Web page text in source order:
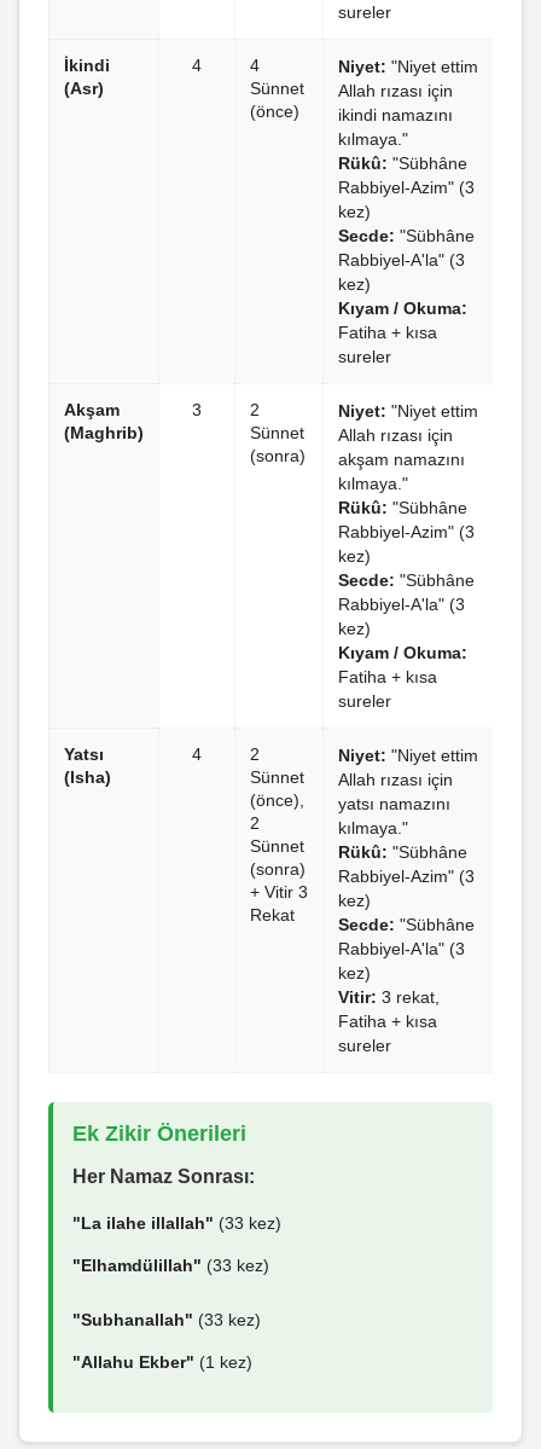
sureler
İkindi
(Asr)
4
4
Sünnet
(önce)
Niyet: "Niyet ettim
Allah rızası için
ikindi namazını
kılmaya."
Rükû: "Sübhâne
Rabbiyel-Azim" (3
kez)
Secde: "Sübhâne
Rabbiyel-A'la" (3
kez)
Kıyam / Okuma:
Fatiha + kısa
sureler
Akşam
(Maghrib)
3
2
Sünnet
(sonra)
Niyet: "Niyet ettim
Allah rızası için
akşam namazını
kılmaya."
Rükû: "Sübhâne
Rabbiyel-Azim" (3
kez)
Secde: "Sübhâne
Rabbiyel-A'la" (3
kez)
Kıyam / Okuma:
Fatiha + kısa
sureler
Yatsı
(Isha)
4
2
Sünnet
(önce),
2
Sünnet
(sonra)
+ Vitir 3
Rekat
Niyet: "Niyet ettim
Allah rızası için
yatsı namazını
kılmaya."
Rükû: "Sübhâne
Rabbiyel-Azim" (3
kez)
Secde: "Sübhâne
Rabbiyel-A'la" (3
kez)
Vitir: 3 rekat,
Fatiha + kısa
sureler
Ek Zikir Önerileri
Her Namaz Sonrası:
"La ilahe illallah" (33 kez)
"Elhamdülillah" (33 kez)
"Subhanallah" (33 kez)
"Allahu Ekber" (1 kez)